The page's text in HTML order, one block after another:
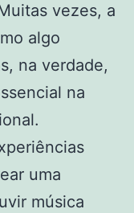
vezes, a
algo
na verdade,
na
uma
música